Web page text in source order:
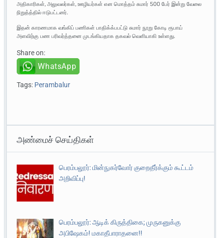
அதிகாரிகள், அலுவலர்கள், ஊழியர்கள் என மொத்தம் சுமார் 500 பேர் இன்று வேலை
நிறுத்த்தில் ஈடுபட்டனர்.
இதன் காரணமாக வங்கிப் பணிகள் பாதிக்க்பபட்டு சுமார் நூறு கோடி ரூபாய்
அளவிற்கு பண பரிவர்த்தனை முடங்கியதாக தகவல் வெளியாகி உள்ளது.
Share on:
WhatsApp
Tags: Perambalur
அண்மைச் செய்திகள்
பெரம்பலூர்: மின்நுகர்வோர் குறைதீர்க்கும் கூட்டம்
அறிவிப்பு!
பெரம்பலூர்: ஆடிக் கிருத்திகை; முருகனுக்கு
அபிஷேகம்! மகாதீபாராதனை!!